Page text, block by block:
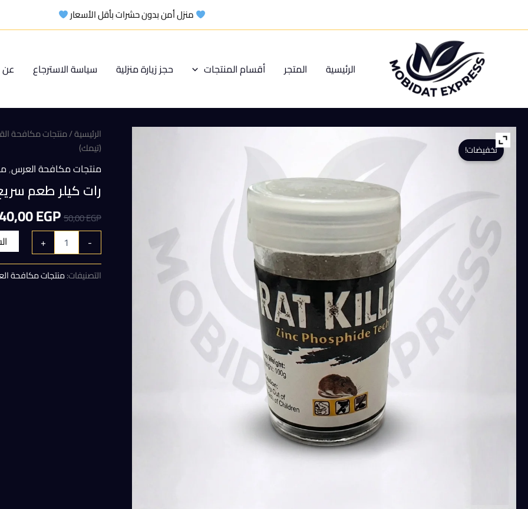
منزل أمن بدون حشرات بأقل الأسعار
الرئيسية المتجر أقسام المنتجات حجز زيارة منزلية سياسة الاسترجاع عن
تخفيضات!
الرئيسية/منتجات مكافحة
(تيمك)
منتجات مكافحة العرس,
رات كيلر طعم
50,00EGP
السعر
الأصلي
هو:
50,00 EGP.
EGP
-
+
التصنيفات:منتجات مكافحة